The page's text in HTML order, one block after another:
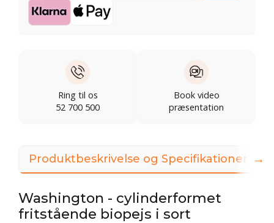
Ring til os
52 700 500
Book video
præsentation
Produktbeskrivelse og Specifikationer
Washington - cylinderformet
fritstående biopejs i sort
→